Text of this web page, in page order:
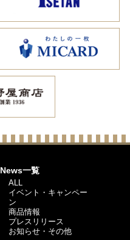
News一覧
ALL
イベント・キャンペー
ン
商品情報
プレスリリース
お知らせ・その他